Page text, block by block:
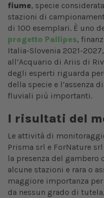
fiume, specie
stazioni di
di 100 esemplari. È uno
progetto Pallipes,
Italia-Slovenia 2021-
all’Acquario di Ariis di
degli esperti riguarda
della specie e l’assenza
fluviali più importanti.
I risultati del
Le attività di
Prisma srl e ForNature
la presenza del
alcune stazioni e rara o
maggiore importanza
da nessun grado di